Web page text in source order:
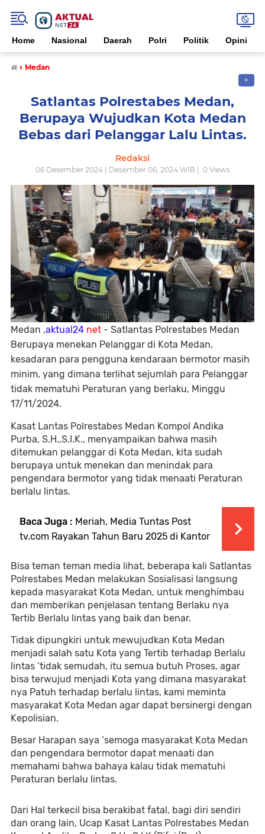
Home Nasional Daerah Polri Politik Opini
› Medan
✕
Satlantas Polrestabes Medan,
Berupaya Wujudkan Kota Medan
Bebas dari Pelanggar Lalu Lintas.
Redaksi
06 Desember 2024 | Desember 06, 2024 WIB | 0Views
Medan ,aktual24 net - Satlantas Polrestabes Medan
Berupaya menekan Pelanggar di Kota Medan,
kesadaran para pengguna kendaraan bermotor masih
minim, yang dimana terlihat sejumlah para Pelanggar
tidak mematuhi Peraturan yang berlaku, Minggu
17/11/2024.
Kasat Lantas Polrestabes Medan Kompol Andika
Purba, S.H.,S.I.K., menyampaikan bahwa masih
ditemukan pelanggar di Kota Medan, kita sudah
berupaya untuk menekan dan menindak para
pengendara bermotor yang tidak menaati Peraturan
berlalu lintas.
Baca Juga : Meriah, Media Tuntas Post
tv.com Rayakan Tahun Baru 2025 di Kantor
Bisa teman teman media lihat, beberapa kali Satlantas
Polrestabes Medan melakukan Sosialisasi langsung
kepada masyarakat Kota Medan, untuk menghimbau
dan memberikan penjelasan tentang Berlaku nya
Tertib Berlalu lintas yang baik dan benar.
Tidak dipungkiri untuk mewujudkan Kota Medan
menjadi salah satu Kota yang Tertib terhadap Berlalu
lintas ‘tidak semudah, itu semua butuh Proses, agar
bisa terwujud menjadi Kota yang dimana masyarakat
nya Patuh terhadap berlalu lintas, kami meminta
masyarakat Kota Medan agar dapat bersinergi dengan
Kepolisian.
Besar Harapan saya ‘semoga masyarakat Kota Medan
dan pengendara bermotor dapat menaati dan
memahami bahwa bahaya kalau tidak mematuhi
Peraturan berlalu lintas.
Dari Hal terkecil bisa berakibat fatal, bagi diri sendiri
dan orang lain, Ucap Kasat Lantas Polrestabes Medan